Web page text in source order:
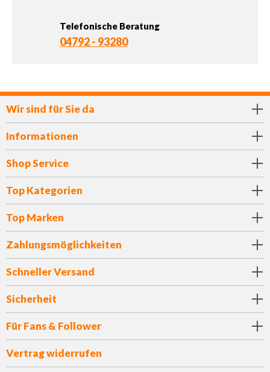
Telefonische Beratung
04792 - 93280
Wir sind für Sie da
Informationen
Shop Service
Top Kategorien
Top Marken
Zahlungsmöglichkeiten
Schneller Versand
Sicherheit
Für Fans & Follower
Vertrag widerrufen